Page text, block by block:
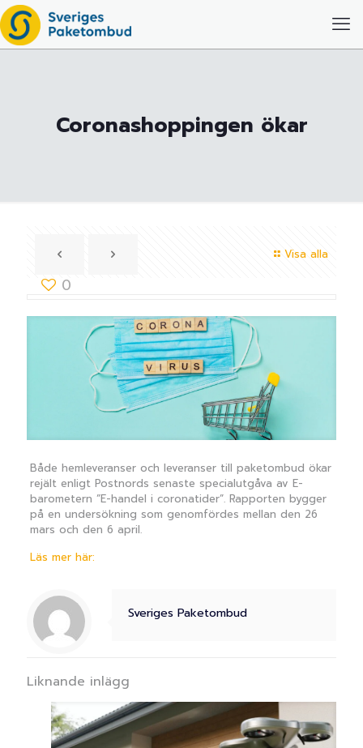
Coronashoppingen ökar
Visa alla
0
Både hemleveranser och leveranser till paketombud ökar
rejält enligt Postnords senaste specialutgåva av E-
barometern ”E-handel i coronatider”. Rapporten bygger
på en undersökning som genomfördes mellan den 26
mars och den 6 april.
Läs mer här:
Sveriges Paketombud
Liknande inlägg